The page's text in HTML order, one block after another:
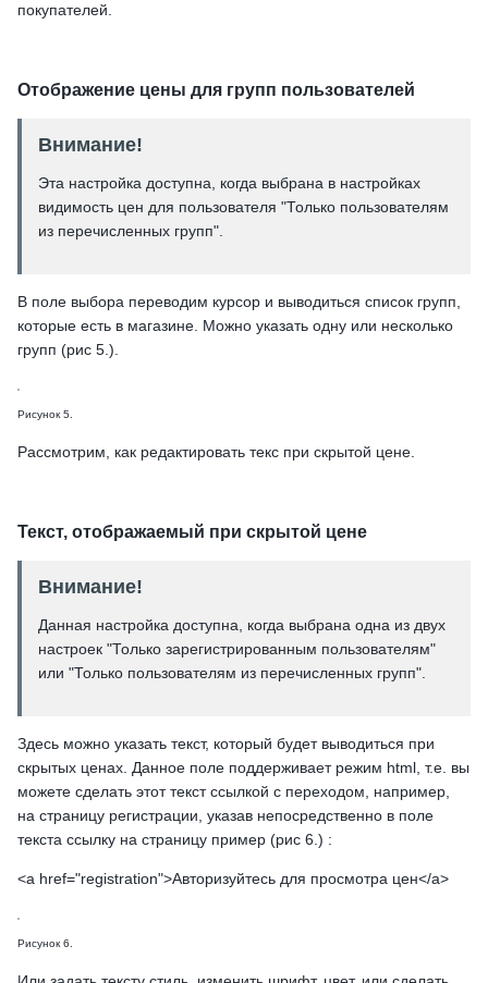
покупателей.
Отображение цены для групп пользователей
Внимание!
Эта настройка доступна, когда выбрана в настройках
видимость цен для пользователя "Только пользователям
из перечисленных групп".
В поле выбора переводим курсор и выводиться список групп,
которые есть в магазине. Можно указать одну или несколько
групп (рис 5.).
Рисунок 5.
Рассмотрим, как редактировать текс при скрытой цене.
Текст, отображаемый при скрытой цене
Внимание!
Данная настройка доступна, когда выбрана одна из двух
настроек "Только зарегистрированным пользователям"
или "Только пользователям из перечисленных групп".
Здесь можно указать текст, который будет выводиться при
скрытых ценах. Данное поле поддерживает режим html, т.е. вы
можете сделать этот текст ссылкой с переходом, например,
на страницу регистрации, указав непосредственно в поле
текста ссылку на страницу пример (рис 6.) :
<a href="registration">Авторизуйтесь для просмотра цен</a>
Рисунок 6.